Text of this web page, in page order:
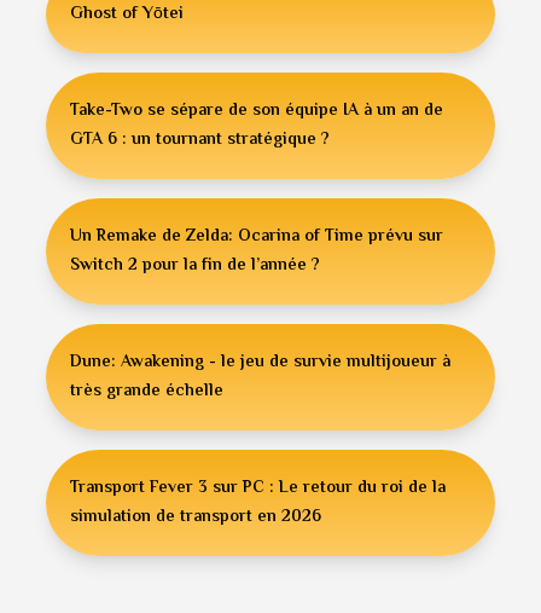
Ghost of Yōtei
Take-Two se sépare de son équipe IA à un an de
GTA 6 : un tournant stratégique ?
Un Remake de Zelda: Ocarina of Time prévu sur
Switch 2 pour la fin de l’année ?
Dune: Awakening - le jeu de survie multijoueur à
très grande échelle
Transport Fever 3 sur PC : Le retour du roi de la
simulation de transport en 2026